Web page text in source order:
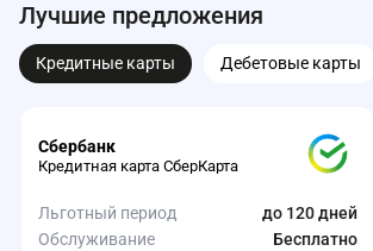
Лучшие предложения
Кредитные карты Дебетовые карты
Сбербанк
Кредитная карта СберКарта
Льготный период
до 120 дней
Обслуживание
Бесплатно